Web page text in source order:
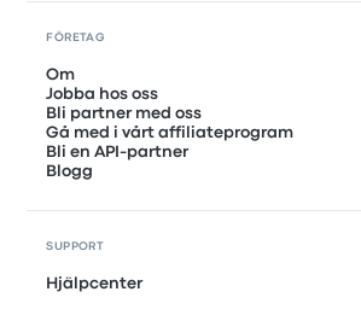
FÖRETAG
Om
Jobba hos oss
Bli partner med oss
Gå med i vårt affiliateprogram
Bli en API-partner
Blogg
SUPPORT
Hjälpcenter